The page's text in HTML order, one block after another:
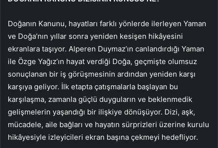
Doğanın Kanunu, hayatları farklı yönlerde ilerleyen Yaman
ve Doğa’nın yıllar sonra yeniden kesişen hikâyesini
ekranlara taşıyor. Alperen Duymaz’ın canlandırdığı Yaman
ile Özge Yağız’ın hayat verdiği Doğa, geçmişte olumsuz
sonuçlanan bir iş görüşmesinin ardından yeniden karşı
karşıya geliyor. İlk etapta çatışmalarla başlayan bu
karşılaşma, zamanla güçlü duyguların ve beklenmedik
gelişmelerin yaşandığı bir ilişkiye dönüşüyor. Dizi, aşk,
mücadele, aile bağları ve hayatın sürprizleri üzerine kurulu
hikâyesiyle izleyicileri ekran başına çekmeyi hedefliyor.